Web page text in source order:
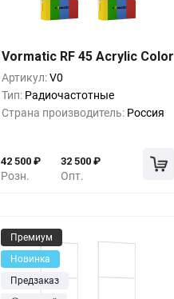
Vormatic RF 45 Acrylic Color
Артикул:V0
Тип: Радиочастотные
Страна производитель: Россия
Розн.
42 500 ₽
Опт.
32 500 ₽
1+ 0% 42 500₽
5+ -14%
10+ -18% 34 500₽
Премиум
Новинка
Предзаказ